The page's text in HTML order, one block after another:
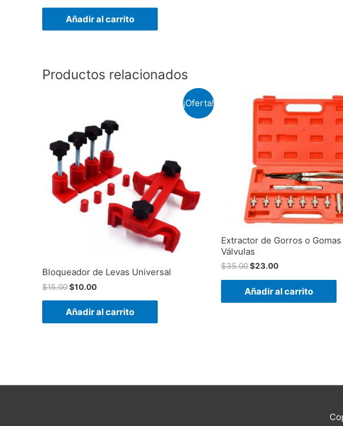
Añadir al carrito
Productos relacionados
¡Oferta!
Bloqueador de Levas Universal
$15.00$10.00
Añadir al carrito
Extractor de Gorros o Gomas
Válvulas
$35.00$23.00
Añadir al carrito